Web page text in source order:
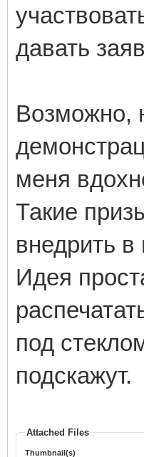
давать
Возможно,
меня
Такие
внедрить
Идея
под
подскажут.
Attached Files
Thumbnail(s)